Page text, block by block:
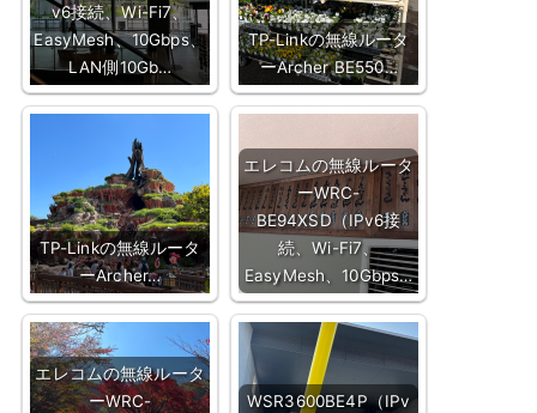
v6接続、Wi-Fi7、
EasyMesh、10Gbps、
LAN側10Gb…
TP-Linkの無線ルータ
ーArcher BE550…
TP-Linkの無線ルータ
ーArcher…
エレコムの無線ルータ
ーWRC-
BE94XSD（IPv6接
続、Wi-Fi7、
EasyMesh、10Gbps…
エレコムの無線ルータ
ーWRC-
WSR3600BE4P（IPv